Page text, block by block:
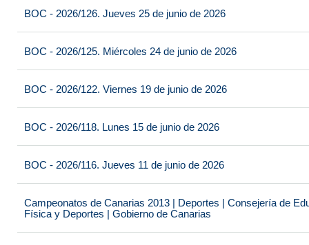
BOC - 2026/126. Jueves 25 de junio de 2026
BOC - 2026/125. Miércoles 24 de junio de 2026
BOC - 2026/122. Viernes 19 de junio de 2026
BOC - 2026/118. Lunes 15 de junio de 2026
BOC - 2026/116. Jueves 11 de junio de 2026
Campeonatos de Canarias 2013 | Deportes | Consejería de
Física y Deportes | Gobierno de Canarias